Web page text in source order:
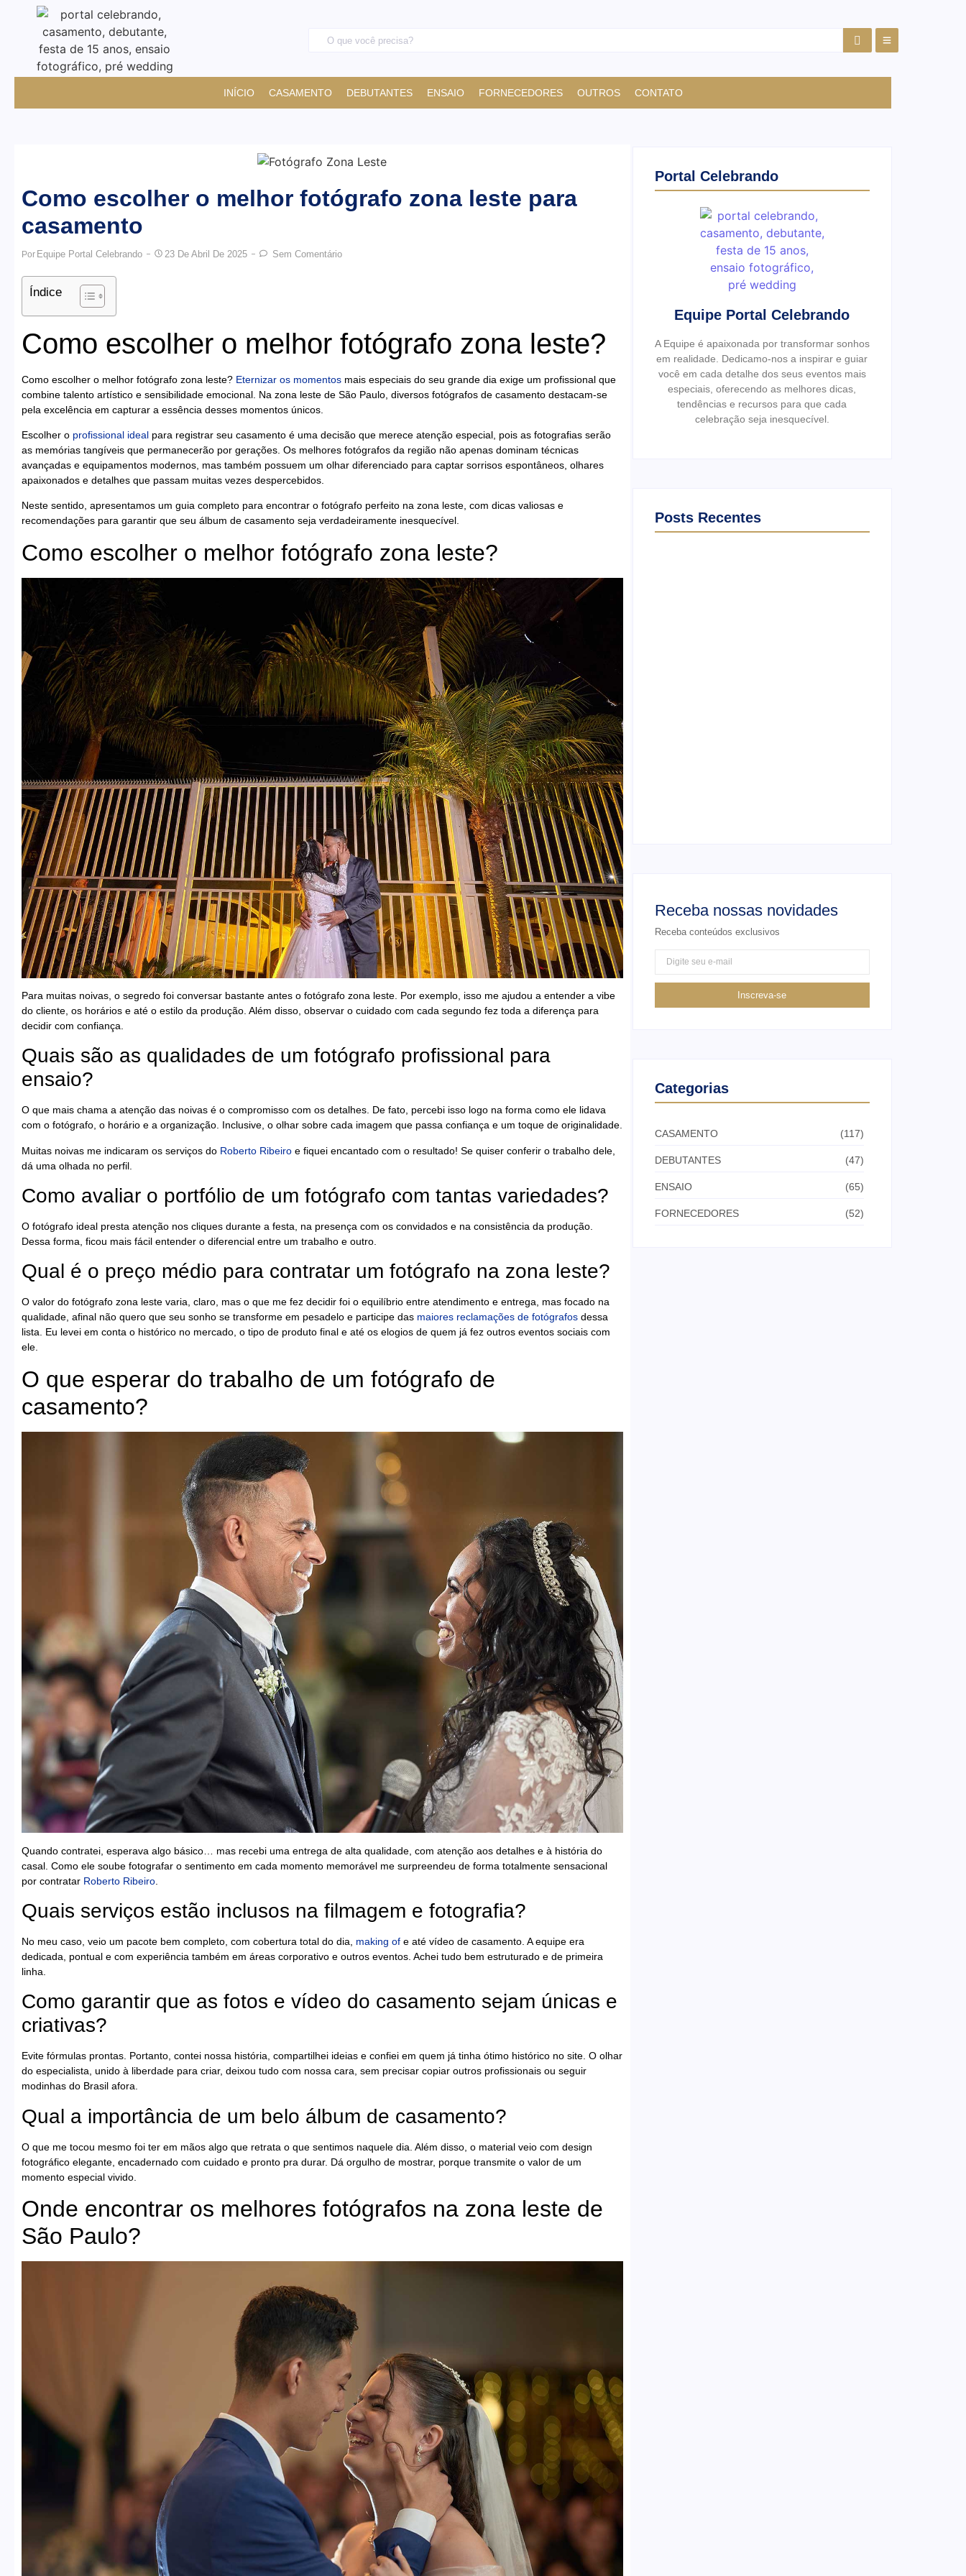
INÍCIO CASAMENTO DEBUTANTES ENSAIO FORNECEDORES OUTROS CONTATO
Como escolher o melhor fotógrafo zona leste para
casamento
Por Equipe Portal Celebrando 23 De Abril De 2025 Sem Comentário
Índice
Como escolher o melhor fotógrafo zona leste?
Como escolher o melhor fotógrafo zona leste? Eternizar os momentos mais especiais do seu grande dia exige um profissional que
combine talento artístico e sensibilidade emocional. Na zona leste de São Paulo, diversos fotógrafos de casamento destacam-se
pela excelência em capturar a essência desses momentos únicos.
Escolher o profissional ideal para registrar seu casamento é uma decisão que merece atenção especial, pois as fotografias serão
as memórias tangíveis que permanecerão por gerações. Os melhores fotógrafos da região não apenas dominam técnicas
avançadas e equipamentos modernos, mas também possuem um olhar diferenciado para captar sorrisos espontâneos, olhares
apaixonados e detalhes que passam muitas vezes despercebidos.
Neste sentido, apresentamos um guia completo para encontrar o fotógrafo perfeito na zona leste, com dicas valiosas e
recomendações para garantir que seu álbum de casamento seja verdadeiramente inesquecível.
Como escolher o melhor fotógrafo zona leste?
Para muitas noivas, o segredo foi conversar bastante antes o fotógrafo zona leste. Por exemplo, isso me ajudou a entender a vibe
do cliente, os horários e até o estilo da produção. Além disso, observar o cuidado com cada segundo fez toda a diferença para
decidir com confiança.
Quais são as qualidades de um fotógrafo profissional para
ensaio?
O que mais chama a atenção das noivas é o compromisso com os detalhes. De fato, percebi isso logo na forma como ele lidava
com o fotógrafo, o horário e a organização. Inclusive, o olhar sobre cada imagem que passa confiança e um toque de originalidade.
Muitas noivas me indicaram os serviços do Roberto Ribeiro e fiquei encantado com o resultado! Se quiser conferir o trabalho dele,
dá uma olhada no perfil.
Como avaliar o portfólio de um fotógrafo com tantas variedades?
O fotógrafo ideal presta atenção nos cliques durante a festa, na presença com os convidados e na consistência da produção.
Dessa forma, ficou mais fácil entender o diferencial entre um trabalho e outro.
Qual é o preço médio para contratar um fotógrafo na zona leste?
O valor do fotógrafo zona leste varia, claro, mas o que me fez decidir foi o equilíbrio entre atendimento e entrega, mas focado na
qualidade, afinal não quero que seu sonho se transforme em pesadelo e participe das maiores reclamações de fotógrafos dessa
lista. Eu levei em conta o histórico no mercado, o tipo de produto final e até os elogios de quem já fez outros eventos sociais com
ele.
O que esperar do trabalho de um fotógrafo de
casamento?
Quando contratei, esperava algo básico… mas recebi uma entrega de alta qualidade, com atenção aos detalhes e à história do
casal. Como ele soube fotografar o sentimento em cada momento memorável me surpreendeu de forma totalmente sensacional
por contratar Roberto Ribeiro
Quais serviços estão inclusos na filmagem e fotografia?
No meu caso, veio um pacote bem completo, com cobertura total do dia, making of e até vídeo de casamento. A equipe era
dedicada, pontual e com experiência também em áreas corporativo e outros eventos. Achei tudo bem estruturado e de primeira
linha.
Como garantir que as fotos e vídeo do casamento sejam únicas e
criativas?
Evite fórmulas prontas. Portanto, contei nossa história, compartilhei ideias e confiei em quem já tinha ótimo histórico no site. O olhar
do especialista, unido à liberdade para criar, deixou tudo com nossa cara, sem precisar copiar outros profissionais ou seguir
modinhas do Brasil afora.
Qual a importância de um belo álbum de casamento?
O que me tocou mesmo foi ter em mãos algo que retrata o que sentimos naquele dia. Além disso, o material veio com design
fotográfico elegante, encadernado com cuidado e pronto pra durar. Dá orgulho de mostrar, porque transmite o valor de um
momento especial vivido.
Onde encontrar os melhores fotógrafos na zona leste de
São Paulo?
Portal Celebrando
Equipe Portal Celebrando
A Equipe é apaixonada por transformar sonhos
em realidade. Dedicamo-nos a inspirar e guiar
você em cada detalhe dos seus eventos mais
especiais, oferecendo as melhores dicas,
tendências e recursos para que cada
celebração seja inesquecível.
Posts Recentes
Receba nossas novidades
Receba conteúdos exclusivos
Inscreva-se
Categorias
CASAMENTO (117)
DEBUTANTES (47)
ENSAIO (65)
FORNECEDORES (52)